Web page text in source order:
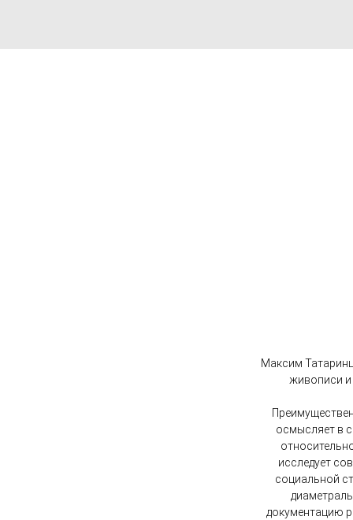
Максим
живописи и
осмысляет в
исследует
социальной
документацию